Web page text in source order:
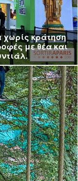
χωρίς κράτηση
με θέα και